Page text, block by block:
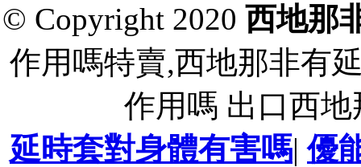
© Copyright 2020 西地那
作用嗎特賣,西地那非有
作用嗎 出口西
延時套對身體有害嗎|優